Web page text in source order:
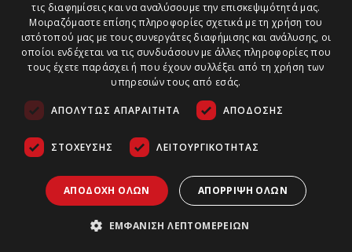
τις διαφημίσεις και να αναλύσουμε την επισκεψιμότητά μας.
Μοιραζόμαστε επίσης πληροφορίες σχετικά με τη χρήση του
ιστότοπού μας με τους συνεργάτες διαφήμισης και ανάλυσης, οι
οποίοι ενδέχεται να τις συνδυάσουν με άλλες πληροφορίες που
τους έχετε παράσχει ή που έχουν συλλέξει από τη χρήση των
υπηρεσιών τους από εσάς.
ΑΠΟΛΎΤΩΣ ΑΠΑΡΑΊΤΗΤΑ ΑΠΌΔΟΣΗΣ
ΣΤΌΧΕΥΣΗΣ ΛΕΙΤΟΥΡΓΙΚΌΤΗΤΑΣ
ΑΠΟΔΟΧΉ ΌΛΩΝ ΑΠΌΡΡΙΨΗ ΌΛΩΝ
ΕΜΦΆΝΙΣΗ ΛΕΠΤΟΜΕΡΕΙΏΝ